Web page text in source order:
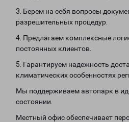
3. Берем на себя вопросы
разрешительных процедур.
4. Предлагаем комплексные
постоянных клиентов.
5. Гарантируем надежность
климатических особенностях
Мы поддерживаем автопарк в
состоянии.
Местный офис обеспечивает